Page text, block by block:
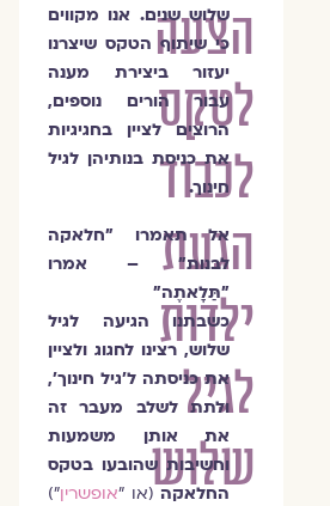
הצעה
לטקס
לכבוד
הגעת
ילדות
לגיל
שלוש
שלוש שנים. אנו מקווים
כי שיתוף הטקס שיצרנו
יעזור ביצירת מענה
עבור הורים נוספים,
הרוצים לציין בחגיגיות
את כניסת בנותיהן לגיל
חינוך.
אל תאמרו "חלאקה
לבנות" – אמרו
תַּלָאתֶה"
כשבתנו הגיעה לגיל
שלוש, רצינו לחגוג ולציין
את כניסתה ל'גיל חינוך',
ולתת לשלב מעבר זה
את אותן משמעות
וחשיבות שהובעו בטקס
החלאקה(או " אופשרין")